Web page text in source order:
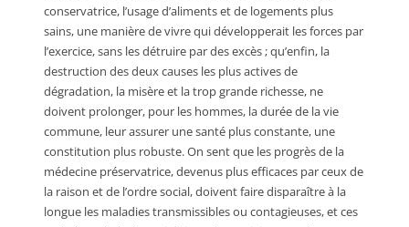
conservatrice, l’usage d’aliments et de logements plus
sains, une manière de vivre qui développerait les forces par
l’exercice, sans les détruire par des excès ; qu’enfin, la
destruction des deux causes les plus actives de
dégradation, la misère et la trop grande richesse, ne
doivent prolonger, pour les hommes, la durée de la vie
commune, leur assurer une santé plus constante, une
constitution plus robuste. On sent que les progrès de la
médecine préservatrice, devenus plus efficaces par ceux de
la raison et de l’ordre social, doivent faire disparaître à la
longue les maladies transmissibles ou contagieuses, et ces